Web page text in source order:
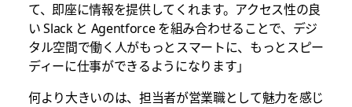
て、即座に情報を提供してくれます。アクセス性の良
い Slack と Agentforce を組み合わせることで、デジ
タル空間で働く人がもっとスマートに、もっとスピー
ディーに仕事ができるようになります」
何より大きいのは、担当者が営業職として魅力を感じ